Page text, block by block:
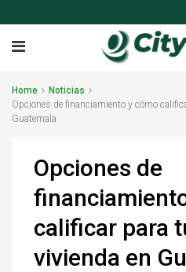
Home
Noticias
Opciones de financiamiento y cómo
Guatemala
Opciones de
calificar para
vivienda en